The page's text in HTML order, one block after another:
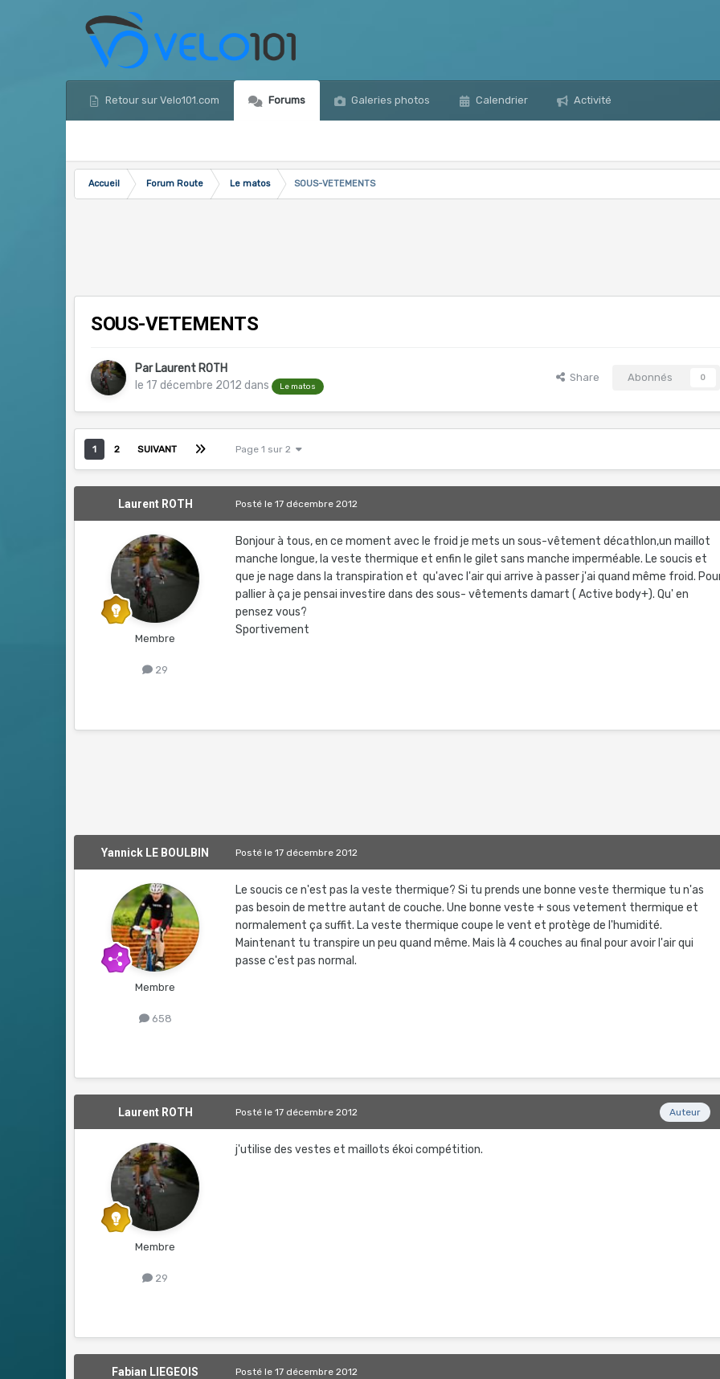
Retour sur Velo101.com Forums Galeries photos Calendrier Activité
Accueil Forum Route Le matos SOUS-VETEMENTS
SOUS-VETEMENTS
Par Laurent ROTH
le 17 décembre 2012 dans Le matos
Share Abonnés 0
1 2 SUIVANT Page 1 sur 2
Laurent ROTH
Membre
29
Postéle 17 décembre 2012
Bonjour à tous, en ce moment avec le froid je mets un sous-vêtement décathlon,un maillot
manche longue, la veste thermique et enfin le gilet sans manche imperméable. Le soucis et
que je nage dans la transpiration et qu'avec l'air qui arrive à passer j'ai quand même froid.
pallier à ça je pensai investire dans des sous- vêtements damart ( Active body+). Qu' en
pensez vous?
Sportivement
Yannick LE BOULBIN
Membre
658
Postéle 17 décembre 2012
Le soucis ce n'est pas la veste thermique? Si tu prends une bonne veste thermique tu n'as
pas besoin de mettre autant de couche. Une bonne veste + sous vetement thermique et
normalement ça suffit. La veste thermique coupe le vent et protège de l'humidité.
Maintenant tu transpire un peu quand même. Mais là 4 couches au final pour avoir l'air qui
passe c'est pas normal.
Laurent ROTH
Membre
29
Auteur
Postéle 17 décembre 2012
j'utilise des vestes et maillots ékoi compétition.
Fabian LIEGEOIS Postéle 17 décembre 2012